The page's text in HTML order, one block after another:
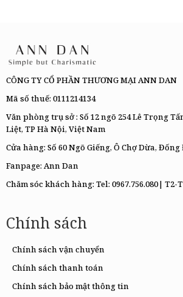
CÔNG TY CỔ PHẦN THƯƠNG MẠI ANN DAN
Mã số thuế: 0111214134
Văn phòng trụ sở : Số 12 ngõ 254 Lê Trọng
Liệt, TP Hà Nội, Việt Nam
Cửa hàng: Số 60 Ngõ Giếng, Ô Chợ Dừa,
Fanpage: Ann Dan
Chăm sóc khách hàng: Tel: 0967.756.080| T2-
Chính sách
Chính sách vận chuyển
Chính sách thanh toán
Chính sách bảo mật thông tin